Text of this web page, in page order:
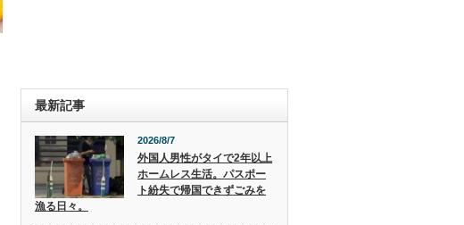
最新記事
2026/8/7
外国人男性がタイで2年以上
ホームレス生活。パスポー
ト紛失で帰国できずごみを
漁る日々。